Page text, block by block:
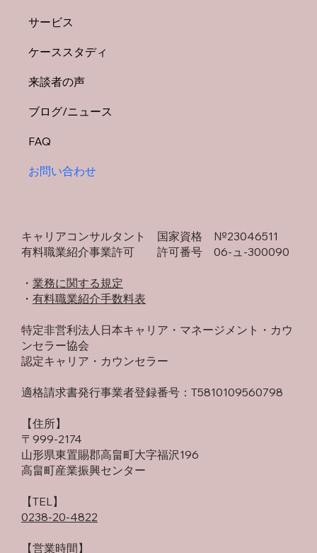
サービス
ケーススタディ
来談者の声
ブログ/ニュース
FAQ
お問い合わせ
キャリアコンサルタント 国家資格 №23046511
有料職業紹介事業許可 許可番号 06-ュ-300090
・​ 業務に関する規定
​・ 有料職業紹介手数料表
特定非営利法人日本キャリア・マネージメント・カウ
ンセラー協会
認定キャリア・カウンセラー
適格請求書発行事業者登録番号：T5810109560798
【住所】
〒999-2174
山形県東置賜郡高畠町大字福沢196
高畠町産業振興センター
​【TEL】
0238-20-4822
【営業時間】